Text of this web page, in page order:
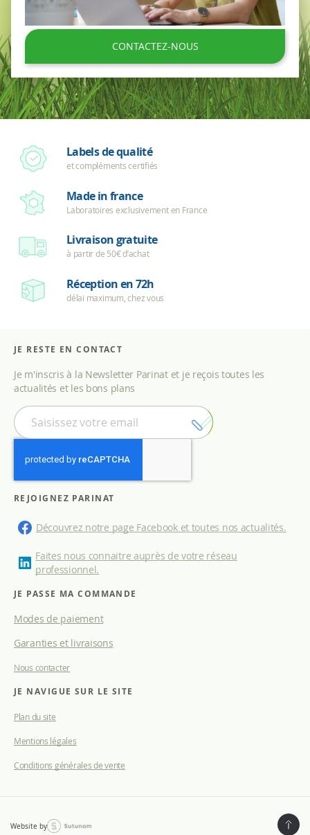
CONTACTEZ-NOUS
Labels de qualité
et compléments certifiés
Made in france
Laboratoires exclusivement en France
Livraison gratuite
à partir de 50€ d’achat
Réception en 72h
délai maximum, chez vous
JE RESTE EN CONTACT
Je m'inscris à la Newsletter Parinat et je reçois toutes les
actualités et les bons plans
I
n
s
i
p
o
r
l
t
t
e
’
n
o
m
REJOIGNEZ PARINAT
Découvrez notre page Facebook et toutes nos actualités.
Faites nous connaitre auprès de votre réseau
professionnel.
JE PASSE MA COMMANDE
Modes de paiement
Garanties et livraisons
Nous contacter
JE NAVIGUE SUR LE SITE
Plan du site
Mentions légales
Conditions générales de vente
Website by